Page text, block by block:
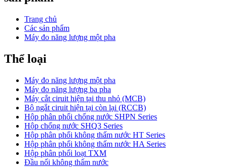
Trang chủ
Các sản phẩm
Máy đo năng lượng một pha
Thể loại
Máy đo năng lượng một pha
Máy đo năng lượng ba pha
Máy cắt ciruit hiện tại thu nhỏ (MCB)
Bộ ngắt ciruit hiện tại còn lại (RCCB)
Hộp phân phối chống nước SHPN Series
Hộp chống nước SHQ3 Series
Hộp phân phối không thấm nước HT Series
Hộp phân phối không thấm nước HA Series
Hộp phân phối loạt TXM
Đầu nối không thấm nước